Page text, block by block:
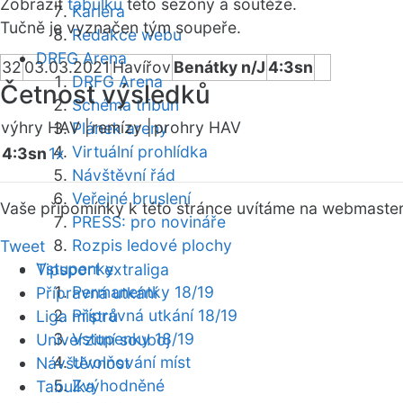
Kariéra
Redakce webu
DRFG Arena
DRFG Arena
Schéma tribun
Plánek areny
Virtuální prohlídka
Návštěvní řád
Veřejné bruslení
PRESS: pro novináře
Rozpis ledové plochy
Vstupenky
Permanentky 18/19
Přípravná utkání 18/19
Vstupenky 18/19
Uvolňování míst
Zvýhodněné
Zobrazit tabulku této sezóny a soutěže.
Tučně je vyznačen tým soupeře.
3203.03.2021 Havířov Benátky n/J4:3sn
Četnost výsledků
výhry HAV |remízy |prohry HAV
4:3sn1x
Vaše připomínky k této stránce uvítáme na webmaster
Tweet
Tipsport extraliga
Přípravná utkání
Liga mistrů
Univerzitní souboj
Návštěvnost
Tabulka